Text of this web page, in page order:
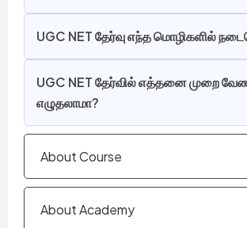
About Course
About Academy
UGC NET தேர்வு எந்த மொழிகளில்
UGC NET தேர்வில் எத்தனை முறை
எழுதலாமா?